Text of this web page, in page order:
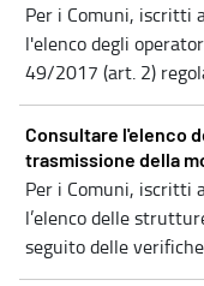
Per i Comuni, iscritti
l'elenco degli
49/2017 (art. 2)
Consultare l'elenco
trasmissione della
Per i Comuni, iscritti
l’elenco delle
seguito delle